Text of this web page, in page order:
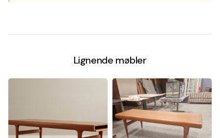
Lignende møbler